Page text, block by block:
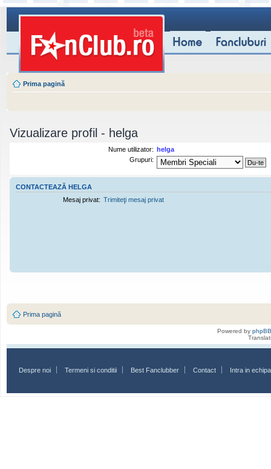
Prima pagină
Vizualizare profil - helga
Nume utilizator: helga
Grupuri:
CONTACTEAZĂ HELGA
Mesaj privat: Trimiteţi mesaj privat
Prima pagină
Powered by phpBB
Despre noi Termeni si conditii Best Fanclubber Contact Intra in